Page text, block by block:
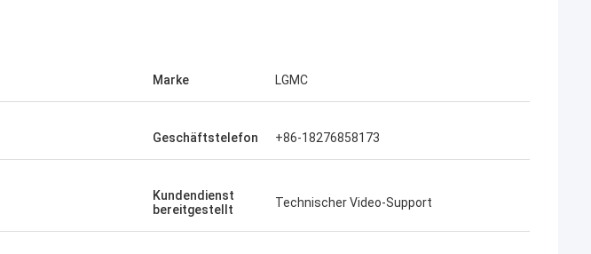
Marke LGMC
Geschäftstelefon +86-18276858173
Kundendienst
bereitgestellt
Technischer Video-Support